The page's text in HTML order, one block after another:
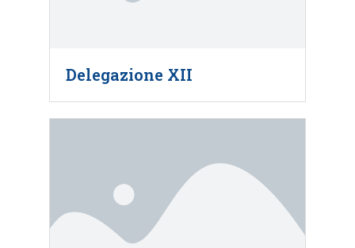
Delegazione XII